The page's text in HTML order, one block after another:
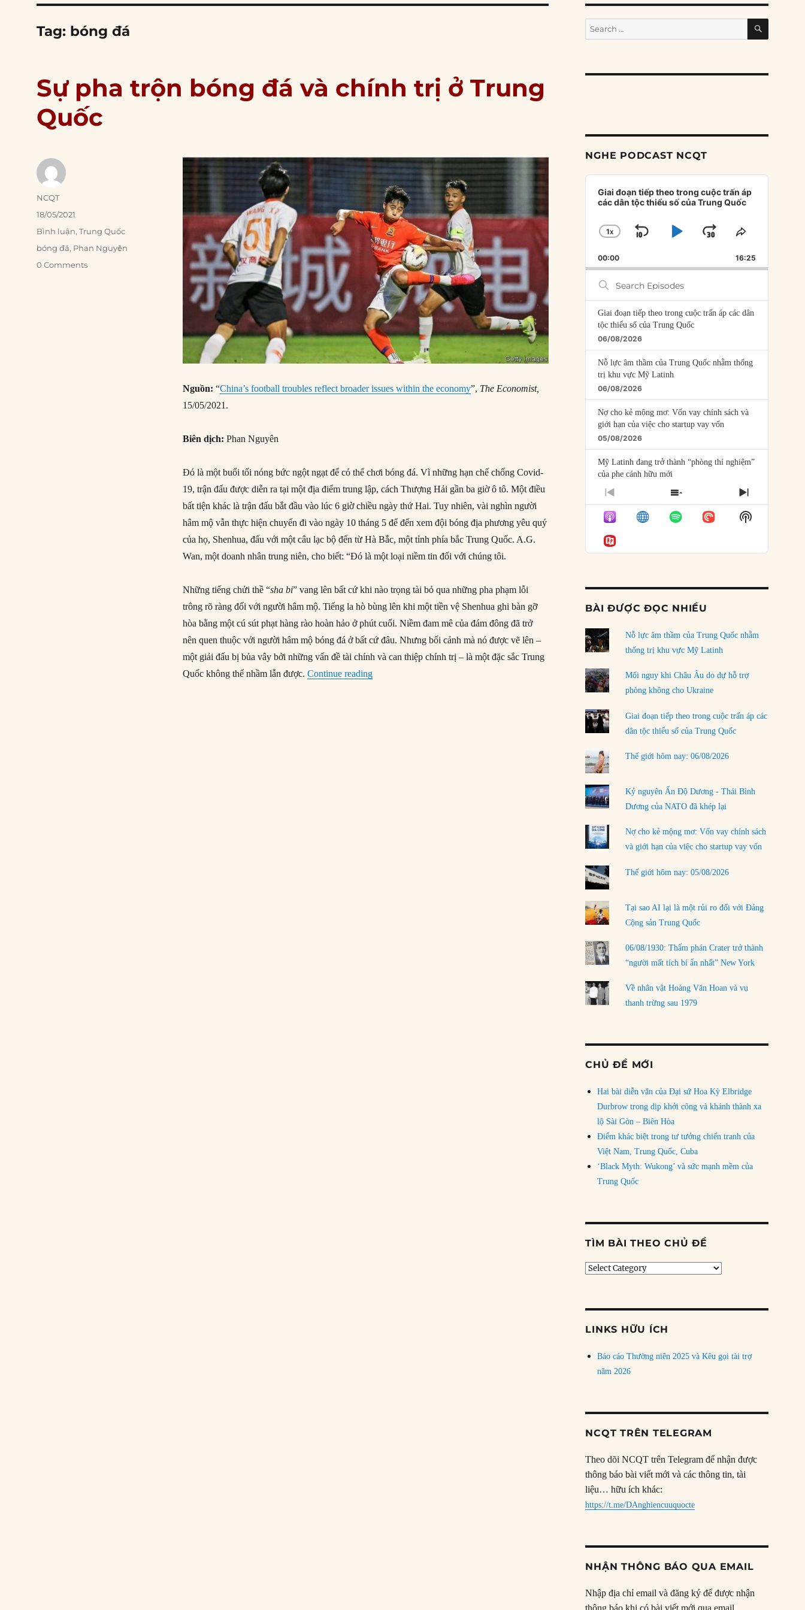
Tag: bóng đá
Sự pha trộn bóng đá và chính trị ở Trung
Quốc
Nguồn:“China’s football troubles reflect broader issues within the economy”, The Economist,
15/05/2021.
Biên dịch:Phan Nguyên
Đó là một buổi tối nóng bức ngột ngạt để có thể chơi bóng đá. Vì những hạn chế chống Covid-
19, trận đấu được diễn ra tại một địa điểm trung lập, cách Thượng Hải gần ba giờ ô tô. Một điều
bất tiện khác là trận đấu bắt đầu vào lúc 6 giờ chiều ngày thứ Hai. Tuy nhiên, vài nghìn người
hâm mộ vẫn thực hiện chuyến đi vào ngày 10 tháng 5 để đến xem đội bóng địa phương yêu quý
của họ, Shenhua, đấu với một câu lạc bộ đến từ Hà Bắc, một tỉnh phía bắc Trung Quốc. A.G.
Wan, một doanh nhân trung niên, cho biết: “Đó là một loại niềm tin đối với chúng tôi.
Những tiếng chửi thề “sha bi” vang lên bất cứ khi nào trọng tài bỏ qua những pha phạm lỗi
trông rõ ràng đối với người hâm mộ. Tiếng la hò bùng lên khi một tiền vệ Shenhua ghi bàn gỡ
hòa bằng một cú sút phạt hàng rào hoàn hảo ở phút cuối. Niềm đam mê của đám đông đã trở
nên quen thuộc với người hâm mộ bóng đá ở bất cứ đâu. Nhưng bối cảnh mà nó được vẽ lên –
một giải đấu bị bủa vây bởi những vấn đề tài chính và can thiệp chính trị – là một đặc sắc Trung
Quốc không thể nhầm lẫn được.Continue reading“Sự pha trộn bóng đá và chính trị ở Trung Quốc”
Author
NCQT
Posted
on
18/05/2021
Categories
Bình luận,Trung Quốc
Tags
bóng đá, Phan Nguyên
0 Comments
Search
for:
SEARCH
NGHE PODCAST NCQT
Audio
Player
Giai đoạn tiếp theo trong cuộc trấn áp
các dân tộc thiểu số của Trung Quốc
CHANGE
RATE
1X
SKIP
BACKWARD
PLAYJUMP
FORWARD
SHARE
EPISODE
00:00 16:25
Search
Episodes
Giai đoạn tiếp theo trong cuộc trấn áp các dân
tộc thiểu số của Trung Quốc
06/08/2026
Nỗ lực âm thầm của Trung Quốc nhằm thống
trị khu vực Mỹ Latinh
06/08/2026
Nợ cho kẻ mộng mơ: Vốn vay chính sách và
giới hạn của việc cho startup vay vốn
05/08/2026
Mỹ Latinh đang trở thành “phòng thí nghiệm”
của phe cánh hữu mới
04/08/2026
Tại sao Trung Quốc phủ nhận cuộc gặp với
Ngoại trưởng Nhật Bản?
04/08/2026
03/08/2026
Đặt cược vào thất bại: Các quỹ đầu tư mạo
rủi ro
02/08/2026
Làm thế nào để kết thúc Chiến tranh Iran?
01/08/2026
Chiến lược kế tiếp của Bắc Kinh ở Biển Đông
31/07/2026
Trật tự thế giới mới: Các nước nhỏ sẽ luôn
phải chịu đựng?
30/07/2026
LOAD MORE
PREVIOUS
EPISODE
SHOW
EPISODES
LIST
NEXT
EPISODE
Show
Podcast
BÀI ĐƯỢC ĐỌC NHIỀU
Nỗ lực âm thầm của Trung Quốc nhằm
thống trị khu vực Mỹ Latinh
Mối nguy khi Châu Âu do dự hỗ trợ
phòng không cho Ukraine
Giai đoạn tiếp theo trong cuộc trấn áp các
dân tộc thiểu số của Trung Quốc
Thế giới hôm nay: 06/08/2026
Kỷ nguyên Ấn Độ Dương - Thái Bình
Dương của NATO đã khép lại
Nợ cho kẻ mộng mơ: Vốn vay chính sách
và giới hạn của việc cho startup vay vốn
Thế giới hôm nay: 05/08/2026
Tại sao AI lại là một rủi ro đối với Đảng
Cộng sản Trung Quốc
06/08/1930: Thẩm phán Crater trở thành
“người mất tích bí ẩn nhất” New York
Về nhân vật Hoàng Văn Hoan và vụ
thanh trừng sau 1979
CHỦ ĐỀ MỚI
Hai bài diễn văn của Đại sứ Hoa Kỳ Elbridge
Durbrow trong dịp khởi công và khánh thành xa
lộ Sài Gòn – Biên Hòa
Điểm khác biệt trong tư tưởng chiến tranh của
Việt Nam, Trung Quốc, Cuba
‘Black Myth: Wukong’ và sức mạnh mềm của
Trung Quốc
TÌM BÀI THEO CHỦ ĐỀ
Tìm
LINKS HỮU ÍCH
Báo cáo Thường niên 2025 và Kêu gọi tài trợ
năm 2026
NCQT TRÊN TELEGRAM
Theo dõi NCQT trên Telegram để nhận được
thông báo bài viết mới và các thông tin, tài
liệu… hữu ích khác:
https://t.me/DAnghiencuuquocte
NHẬN THÔNG BÁO QUA EMAIL
Nhập địa chỉ email và đăng ký để được nhận